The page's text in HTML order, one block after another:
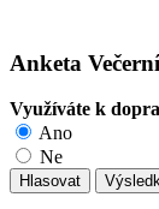
Anketa
Využíváte k
Ano
Ne